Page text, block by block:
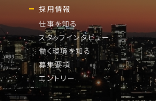
採用情報
仕事を知る
スタッフインタビュー
働く環境を知る
募集要項
エントリー